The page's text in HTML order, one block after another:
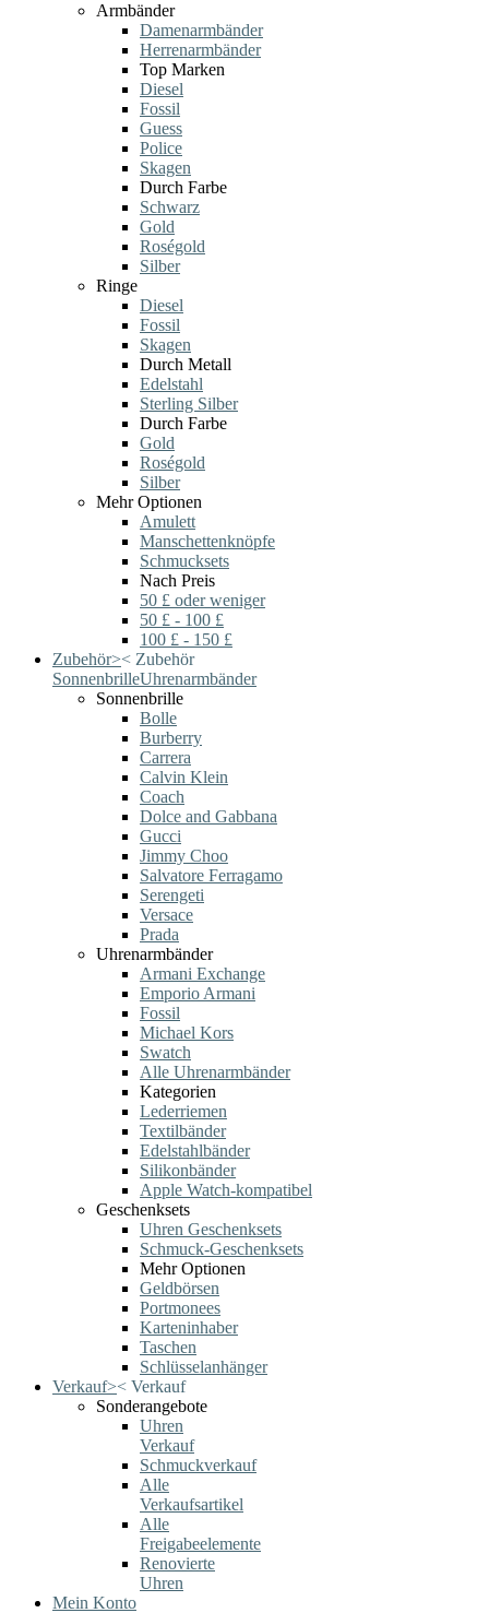
Armbänder
Damenarmbänder
Herrenarmbänder
Top Marken
Diesel
Fossil
Guess
Police
Skagen
Durch Farbe
Schwarz
Gold
Roségold
Silber
Ringe
Diesel
Fossil
Skagen
Durch Metall
Edelstahl
Sterling Silber
Durch Farbe
Gold
Roségold
Silber
Mehr Optionen
Amulett
Manschettenknöpfe
Schmucksets
Nach Preis
50 £ oder weniger
50 £ - 100 £
100 £ - 150 £
Zubehör>< Zubehör
SonnenbrilleUhrenarmbänder
Sonnenbrille
Bolle
Burberry
Carrera
Calvin Klein
Coach
Dolce and Gabbana
Gucci
Jimmy Choo
Salvatore Ferragamo
Serengeti
Versace
Prada
Uhrenarmbänder
Armani Exchange
Emporio Armani
Fossil
Michael Kors
Swatch
Alle Uhrenarmbänder
Kategorien
Lederriemen
Textilbänder
Edelstahlbänder
Silikonbänder
Apple Watch-kompatibel
Geschenksets
Uhren Geschenksets
Schmuck-Geschenksets
Mehr Optionen
Geldbörsen
Portmonees
Karteninhaber
Taschen
Schlüsselanhänger
Verkauf>< Verkauf
Sonderangebote
Uhren
Verkauf
Schmuckverkauf
Alle
Verkaufsartikel
Alle
Freigabeelemente
Renovierte
Uhren
Mein Konto